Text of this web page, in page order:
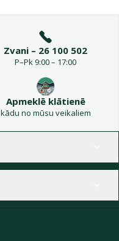
Zvani – 26 100 502
P–Pk 9:00 – 17:00
Apmeklē klātienē
kādu no mūsu veikaliem